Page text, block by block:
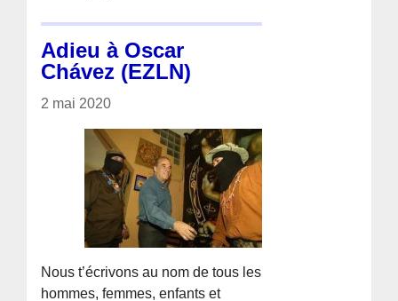
Adieu à Oscar
Chávez (EZLN)
2 mai 2020
Nous t’écrivons au nom de tous les
hommes, femmes, enfants et